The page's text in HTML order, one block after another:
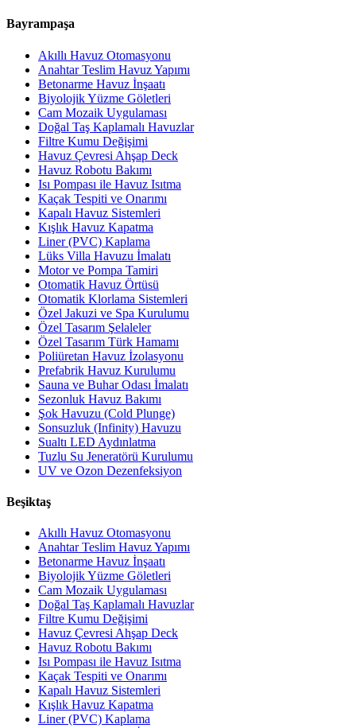
Bayrampaşa
Akıllı Havuz Otomasyonu
Anahtar Teslim Havuz Yapımı
Betonarme Havuz İnşaatı
Biyolojik Yüzme Göletleri
Cam Mozaik Uygulaması
Doğal Taş Kaplamalı Havuzlar
Filtre Kumu Değişimi
Havuz Çevresi Ahşap Deck
Havuz Robotu Bakımı
Isı Pompası ile Havuz Isıtma
Kaçak Tespiti ve Onarımı
Kapalı Havuz Sistemleri
Kışlık Havuz Kapatma
Liner (PVC) Kaplama
Lüks Villa Havuzu İmalatı
Motor ve Pompa Tamiri
Otomatik Havuz Örtüsü
Otomatik Klorlama Sistemleri
Özel Jakuzi ve Spa Kurulumu
Özel Tasarım Şelaleler
Özel Tasarım Türk Hamamı
Poliüretan Havuz İzolasyonu
Prefabrik Havuz Kurulumu
Sauna ve Buhar Odası İmalatı
Sezonluk Havuz Bakımı
Şok Havuzu (Cold Plunge)
Sonsuzluk (Infinity) Havuzu
Sualtı LED Aydınlatma
Tuzlu Su Jeneratörü Kurulumu
UV ve Ozon Dezenfeksiyon
Beşiktaş
Akıllı Havuz Otomasyonu
Anahtar Teslim Havuz Yapımı
Betonarme Havuz İnşaatı
Biyolojik Yüzme Göletleri
Cam Mozaik Uygulaması
Doğal Taş Kaplamalı Havuzlar
Filtre Kumu Değişimi
Havuz Çevresi Ahşap Deck
Havuz Robotu Bakımı
Isı Pompası ile Havuz Isıtma
Kaçak Tespiti ve Onarımı
Kapalı Havuz Sistemleri
Kışlık Havuz Kapatma
Liner (PVC) Kaplama